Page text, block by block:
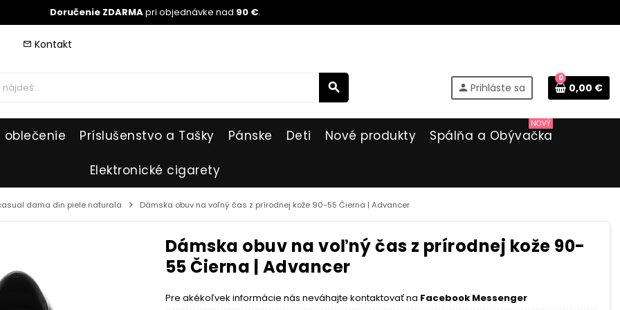
Doručenie ZDARMApri objednávke nad 90 €.
mail_outline Kontakt
search person Prihláste sa
0
0,00 €
oblečenie Príslušenstvo a Tašky Pánske Deti Nové produkty Spálňa a Obývačka
NOVÝ
Elektronické cigarety
dama din piele naturala chevron_right Dámska obuv na voľný čas z prírodnej kože 90-55 Čierna | Advancer
Dámska obuv na voľný čas z prírodnej kože 90-
55 Čierna | Advancer
Pre akékoľvek informácie nás neváhajte kontaktovať na Facebook Messenger